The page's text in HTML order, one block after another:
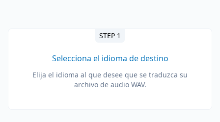
STEP 1
Selecciona el idioma de destino
Elija el idioma al que desee que se traduzca su
archivo de audio WAV.